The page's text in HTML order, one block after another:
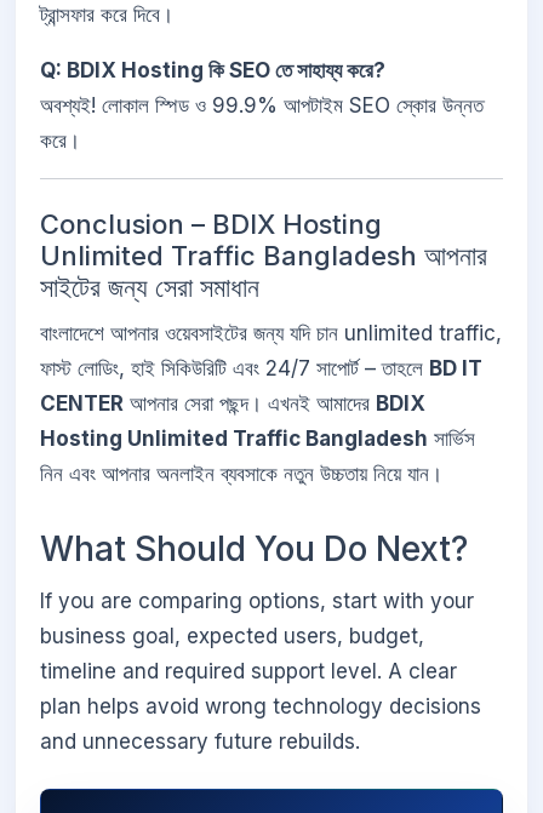
ট্রান্সফার করে দিবে।
Q: BDIX Hosting কি SEO তে সাহায্য করে?
অবশ্যই! লোকাল স্পিড ও 99.9% আপটাইম SEO স্কোর উন্নত
করে।
Conclusion – BDIX Hosting
Unlimited Traffic Bangladesh আপনার
সাইটের জন্য সেরা সমাধান
বাংলাদেশে আপনার ওয়েবসাইটের জন্য যদি চান unlimited traffic,
ফাস্ট লোডিং, হাই সিকিউরিটি এবং 24/7 সাপোর্ট – তাহলে BD IT
CENTER আপনার সেরা পছন্দ। এখনই আমাদের BDIX
Hosting Unlimited Traffic Bangladesh সার্ভিস
নিন এবং আপনার অনলাইন ব্যবসাকে নতুন উচ্চতায় নিয়ে যান।
What Should You Do Next?
If you are comparing options, start with your
business goal, expected users, budget,
timeline and required support level. A clear
plan helps avoid wrong technology decisions
and unnecessary future rebuilds.